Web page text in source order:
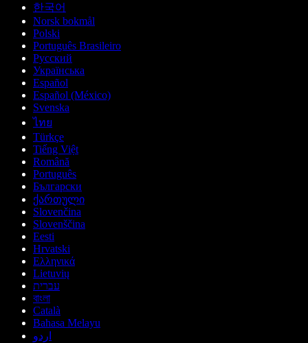
한국어
Norsk bokmål
Polski
Português Brasileiro
Русский
Українська
Español
Español (México)
Svenska
ไทย
Türkçe
Tiếng Việt
Română
Português
Български
ქართული
Slovenčina
Slovenščina
Eesti
Hrvatski
Ελληνικά
Lietuvių
עברית
বাংলা
Català
Bahasa Melayu
اردو